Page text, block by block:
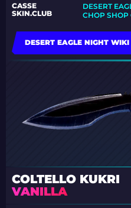
CASSE
SKIN.CLUB
DESERT
CHOP SHOP
DESERT EAGLE NIGHT WIKI
COLTELLO KUKRI
VANILLA